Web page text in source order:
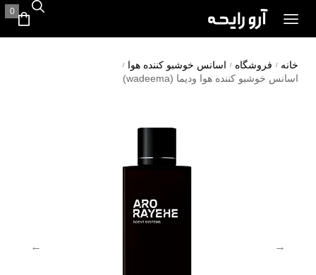
0
خانه / فروشگاه / اسانس خوشبو کننده هوا /
اسانس خوشبو کننده هوا ودیما (wadeema)